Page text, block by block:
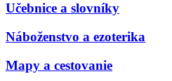
Učebnice a slovníky
Náboženstvo a ezoterika
Mapy a cestovanie